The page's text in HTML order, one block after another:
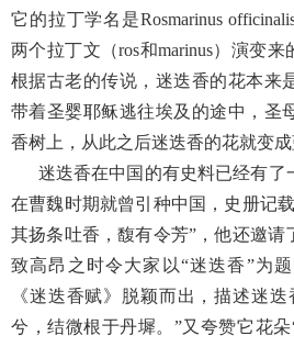
它的拉丁学名是Rosmarinus
两个拉丁文（ros和marinus）演变来
根据古老的传说，迷迭香的花本来
带着圣婴耶稣逃往埃及的途中，圣
香树上，从此之后迷迭香的花就变成
迷迭香在中国的有史料已经有了
在曹魏时期就曾引种中国，史册记
其扬条吐香，馥有令芳”，他还邀请
致高昂之时令大家以“迷迭香”为
《迷迭香赋》脱颖而出，描述迷
兮，结微根于丹墀。”又夸赞它花